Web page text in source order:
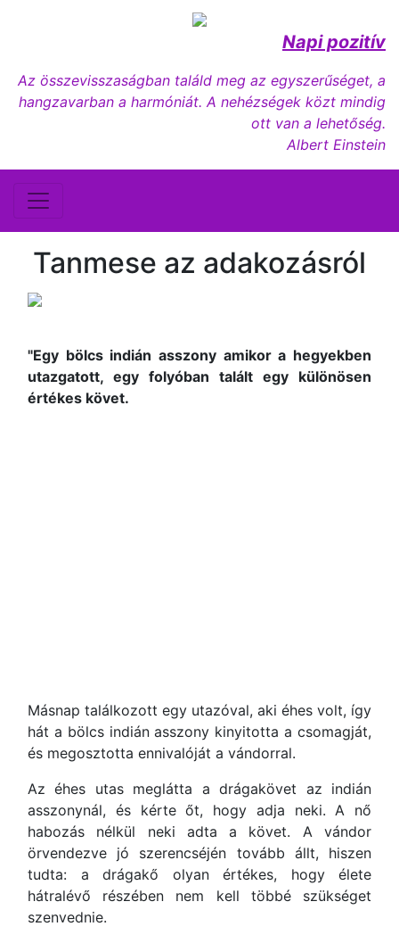
Napi pozitív
Az összevisszaságban találd meg az egyszerűséget, a
hangzavarban a harmóniát. A nehézségek közt mindig
ott van a lehetőség.
Albert Einstein
Tanmese az adakozásról
"Egy bölcs indián asszony amikor a hegyekben
utazgatott, egy folyóban talált egy különösen
értékes követ.
Másnap találkozott egy utazóval, aki éhes volt, így
hát a bölcs indián asszony kinyitotta a csomagját,
és megosztotta ennivalóját a vándorral.
Az éhes utas meglátta a drágakövet az indián
asszonynál, és kérte őt, hogy adja neki. A nő
habozás nélkül neki adta a követ. A vándor
örvendezve jó szerencséjén tovább állt, hiszen
tudta: a drágakő olyan értékes, hogy élete
hátralévő részében nem kell többé szükséget
szenvednie.